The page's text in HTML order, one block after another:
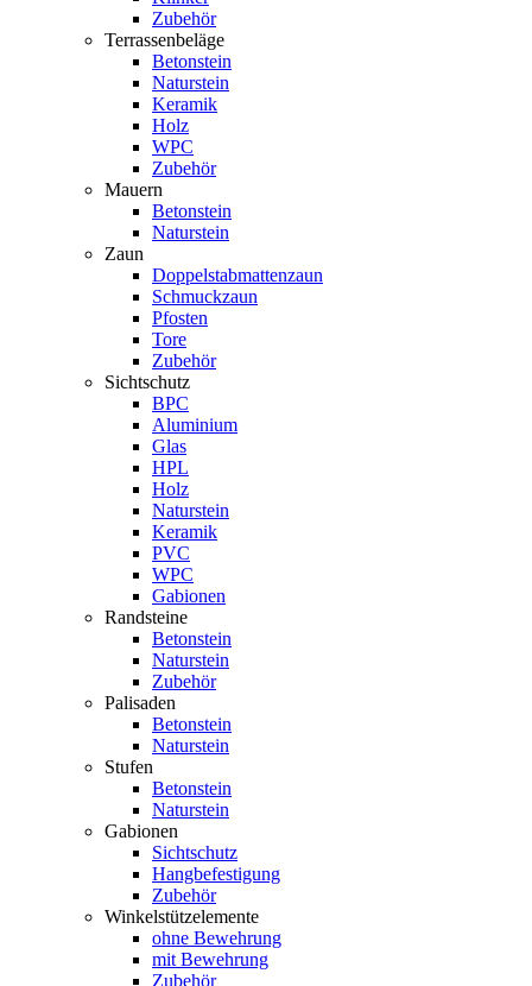
Zubehör
Terrassenbeläge
Betonstein
Naturstein
Keramik
Holz
WPC
Zubehör
Mauern
Betonstein
Naturstein
Zaun
Doppelstabmattenzaun
Schmuckzaun
Pfosten
Tore
Zubehör
Sichtschutz
BPC
Aluminium
Glas
HPL
Holz
Naturstein
Keramik
PVC
WPC
Gabionen
Randsteine
Betonstein
Naturstein
Zubehör
Palisaden
Betonstein
Naturstein
Stufen
Betonstein
Naturstein
Gabionen
Sichtschutz
Hangbefestigung
Zubehör
Winkelstützelemente
ohne Bewehrung
mit Bewehrung
Zubehör